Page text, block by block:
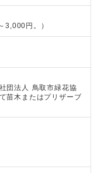
3,000円。 ）
団法人 鳥取市緑花協
苗木またはプリザーブ